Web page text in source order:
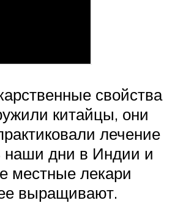
свойства
китайцы, они
лечение
наши дни в Индии и
местные лекари
выращивают.